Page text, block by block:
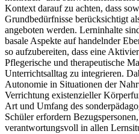
Kontext darauf zu achten, dass
Grundbedürfnisse berücksichtigt
angeboten werden. Lerninhalte
basale Aspekte auf handelnder
so aufzubereiten, dass eine
Pflegerische und therapeutische
Unterrichtsalltag zu integrieren.
Autonomie in Situationen der
Verrichtung existenzieller
Art und Umfang des
Schüler erfordern
verantwortungsvoll in allen